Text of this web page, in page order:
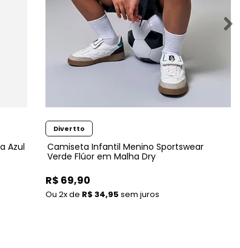
Azul
Camiseta Infantil Menino Sportswear
Verde Flúor em Malha Dry
Divertto
R$ 69,90
2xde R$ 34,95 sem juros